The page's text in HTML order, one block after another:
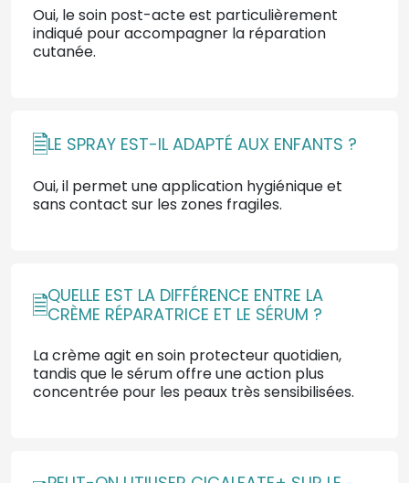
Oui, le soin post-acte est particulièrement
indiqué pour accompagner la réparation
cutanée.
LE SPRAY EST-IL ADAPTÉ AUX ENFANTS ?
Oui, il permet une application hygiénique et
sans contact sur les zones fragiles.
QUELLE EST LA DIFFÉRENCE ENTRE LA
CRÈME RÉPARATRICE ET LE SÉRUM ?
La crème agit en soin protecteur quotidien,
tandis que le sérum offre une action plus
concentrée pour les peaux très sensibilisées.